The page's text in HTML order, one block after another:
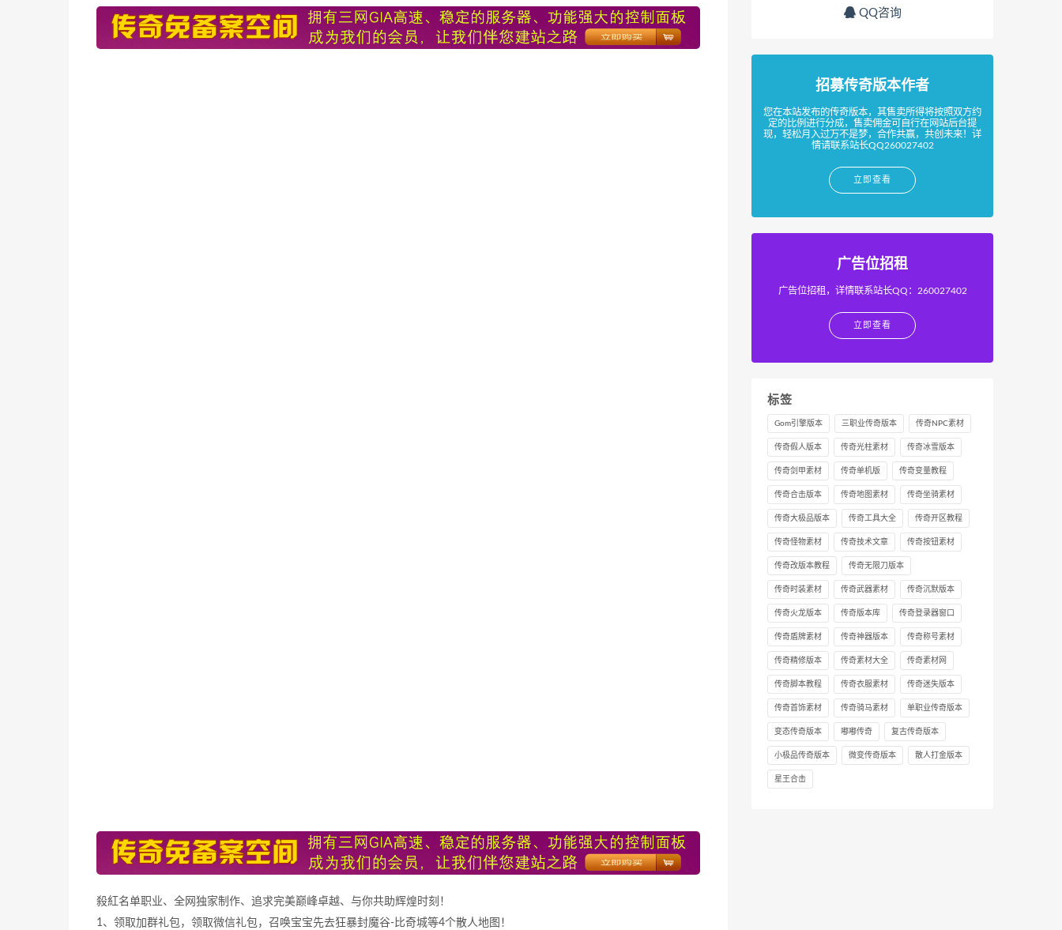
殺紅名单职业、全网独家制作、追求完美巅峰卓越、与你共助辉煌时刻！
1、领取加群礼包，领取微信礼包，召唤宝宝先去狂暴封魔谷-比奇城等4个散人地图！
QQ咨询
招募传奇版本作者
您在本站发布的传奇版本，其售卖所得将按照双方约
定的比例进行分成，售卖佣金可自行在网站后台提
现，轻松月入过万不是梦，合作共赢，共创未来！详
情请联系站长QQ260027402
立即查看
广告位招租
广告位招租，详情联系站长QQ：260027402
立即查看
标签
Gom引擎版本 三职业传奇版本 传奇NPC素材
传奇假人版本 传奇光柱素材 传奇冰雪版本
传奇剑甲素材 传奇单机版 传奇变量教程
传奇合击版本 传奇地图素材 传奇坐骑素材
传奇大极品版本 传奇工具大全 传奇开区教程
传奇怪物素材 传奇技术文章 传奇按钮素材
传奇改版本教程 传奇无限刀版本
传奇时装素材 传奇武器素材 传奇沉默版本
传奇火龙版本 传奇版本库 传奇登录器窗口
传奇盾牌素材 传奇神器版本 传奇称号素材
传奇精修版本 传奇素材大全 传奇素材网
传奇脚本教程 传奇衣服素材 传奇迷失版本
传奇首饰素材 传奇骑马素材 单职业传奇版本
变态传奇版本 嘟嘟传奇 复古传奇版本
小极品传奇版本 微变传奇版本 散人打金版本
星王合击